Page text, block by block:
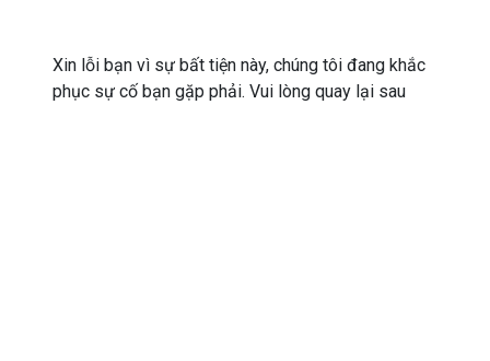
Xin lỗi bạn vì sự bất tiện này, chúng tôi đang khắc
phục sự cố bạn gặp phải. Vui lòng quay lại sau